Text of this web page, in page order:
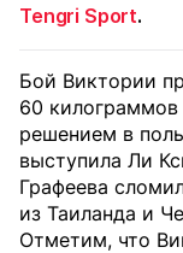
Tengri Sport.
Бой Виктории
60
решением в
выступила Ли
Графеева
из Таиланда и
Отметим, что